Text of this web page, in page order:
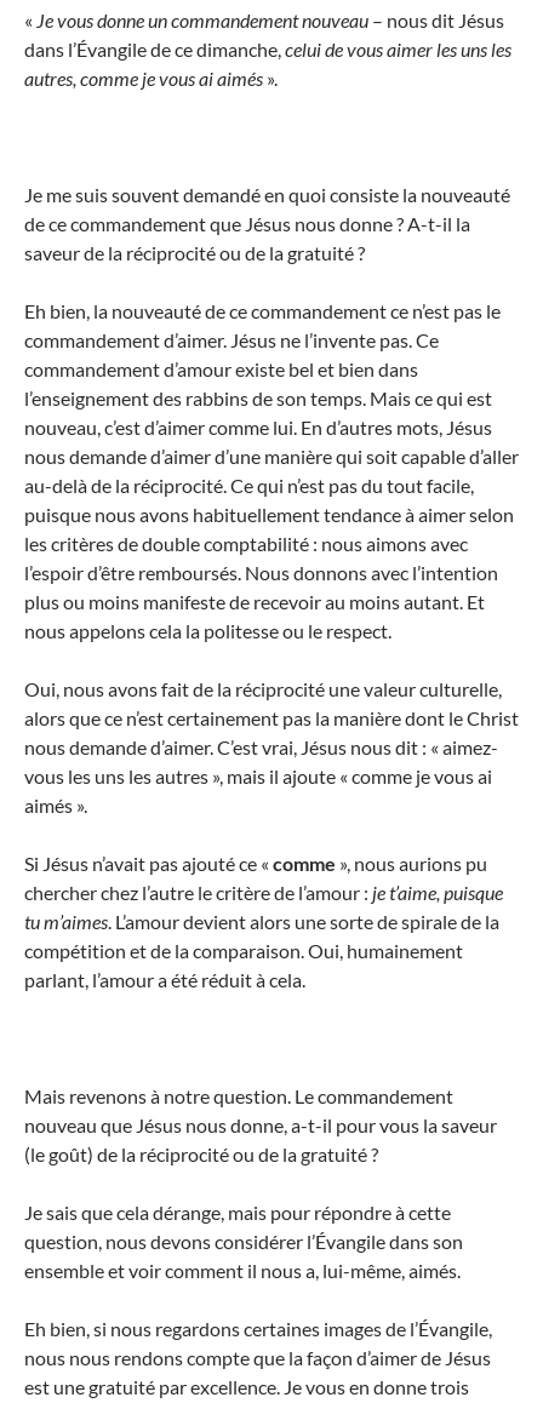
« Je vous donne un commandement nouveau – nous dit Jésus
dans l’Évangile de ce dimanche,celui de vous aimer les uns les
autres, comme je vous ai aimés ».
Je me suis souvent demandé en quoi consiste la nouveauté
de ce commandement que Jésus nous donne ? A-t-il la
saveur de la réciprocité ou de la gratuité ?
Eh bien, la nouveauté de ce commandement ce n’est pas le
commandement d’aimer. Jésus ne l’invente pas. Ce
commandement d’amour existe bel et bien dans
l’enseignement des rabbins de son temps. Mais ce qui est
nouveau, c’est d’aimer comme lui. En d’autres mots, Jésus
nous demande d’aimer d’une manière qui soit capable d’aller
au-delà de la réciprocité. Ce qui n’est pas du tout facile,
puisque nous avons habituellement tendance à aimer selon
les critères de double comptabilité : nous aimons avec
l’espoir d’être remboursés. Nous donnons avec l’intention
plus ou moins manifeste de recevoir au moins autant. Et
nous appelons cela la politesse ou le respect.
Oui, nous avons fait de la réciprocité une valeur culturelle,
alors que ce n’est certainement pas la manière dont le Christ
nous demande d’aimer. C’est vrai, Jésus nous dit : « aimez-
vous les uns les autres », mais il ajoute « comme je vous ai
aimés ».
Si Jésus n’avait pas ajouté ce « comme », nous aurions pu
chercher chez l’autre le critère de l’amour : je t’aime, puisque
tu m’aimes. L’amour devient alors une sorte de spirale de la
compétition et de la comparaison. Oui, humainement
parlant, l’amour a été réduit à cela.
Mais revenons à notre question. Le commandement
nouveau que Jésus nous donne, a-t-il pour vous la saveur
(le goût) de la réciprocité ou de la gratuité ?
Je sais que cela dérange, mais pour répondre à cette
question, nous devons considérer l’Évangile dans son
ensemble et voir comment il nous a, lui-même, aimés.
Eh bien, si nous regardons certaines images de l’Évangile,
nous nous rendons compte que la façon d’aimer de Jésus
est une gratuité par excellence. Je vous en donne trois